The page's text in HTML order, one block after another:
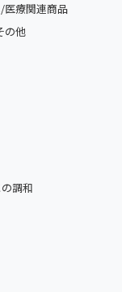
医療関連商品
の他
調和